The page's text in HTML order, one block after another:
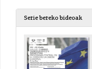
Serie bereko bideoak